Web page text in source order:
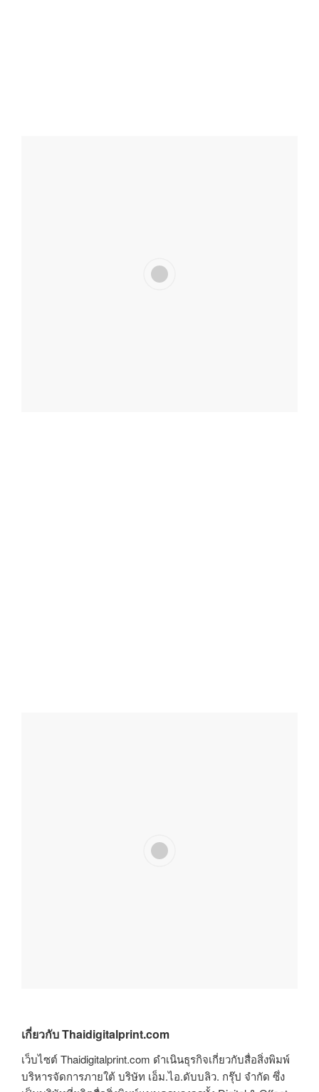
เกี่ยวกับ Thaidigitalprint.com
เว็บไซต์ Thaidigitalprint.com ดำเนินธุรกิจเกี่ยวกับสื่อสิ่งพิมพ์
บริหารจัดการภายใต้ บริษัท เอ็ม.ไอ.ดับบลิว. กรุ๊ป จำกัด ซึ่ง